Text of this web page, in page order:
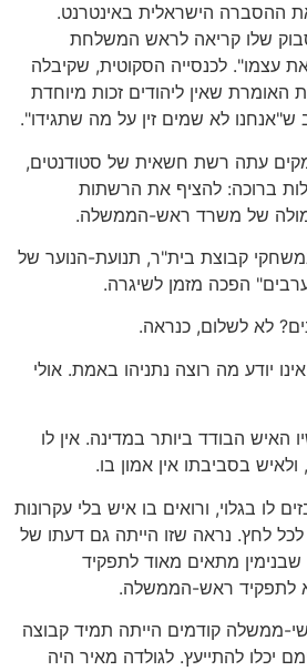
את ההסברה הישראלית באינטרנט.
שלו קריאה לראש המשלחת
את עצמו". לכנסייה הסקוטית, שקיבלה
האומרת שאין ליהודים זכות מיוחדת
לא שמים זין על מה שתגידו".
מקים עתה רשת חשאית של סטודנטים,
ברוכה: להציף את הרשתות
של משרד ראש-הממשלה.
קבוצת בית"ר, תנועת-הנוער של
הפכה מזמן לשיגרה.
לא לשלום, כנראה.
יודע מה רוצה נתניהו באמת. אולי
הבודד ביותר במדינה. אין לו
ולאיש בסביבתו אין אמון בו.
לו בגלוי, ורואים בו איש בלי עקרונות
לחץ. נראה שזו הייתה גם דעתו של
מתאים מאוד לתפקיד
לתפקיד ראש-הממשלה.
ממשלה קודמים הייתה תמיד קבוצה
יכלו להתייעץ. לגולדה מאיר היה